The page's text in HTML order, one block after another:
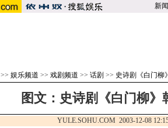
新闻
>> 娱乐频道 >> 戏剧频道 >> 话剧 >> 史诗剧《白门柳
图文：史诗剧《白门柳》
YULE.SOHU.COM 2003-12-08